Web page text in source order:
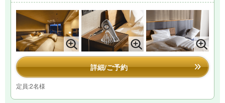
詳細/ご予約
定員:2名様